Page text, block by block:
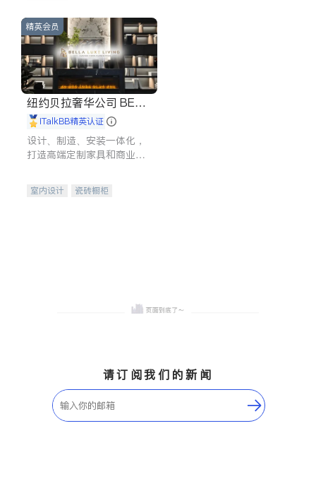
精英会员
纽约贝拉奢华公司 BELL
A LUXE
iTalkBB精英认证
设计、制造、安装一体化，
打造高端定制家具和商业空
室内设计
瓷砖橱柜
请订阅我们的新闻